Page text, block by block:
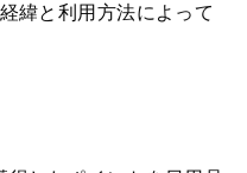
緯と利用方法によって